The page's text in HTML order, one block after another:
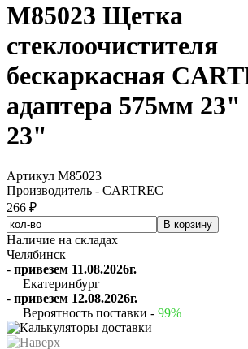
M85023 Щетка
стеклоочистителя
бескаркасная
адаптера 575мм 23"
23"
Артикул M85023
Производитель - CARTREC
266 ₽
Наличие на складах
Челябинск
- привезем 11.08.2026г.
Екатеринбург
- привезем 12.08.2026г.
Вероятность поставки - 99%